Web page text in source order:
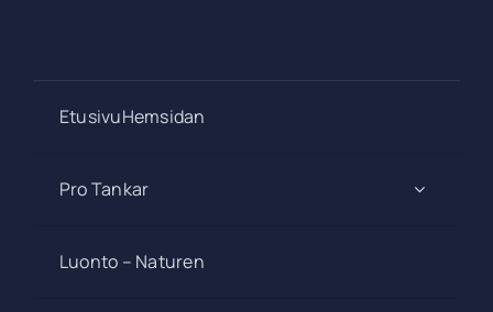
EtusivuHemsidan
Pro Tankar
Luonto – Naturen